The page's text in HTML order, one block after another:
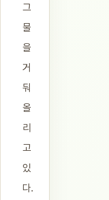
그
물
을
거
둬
올
리
고
있
다.